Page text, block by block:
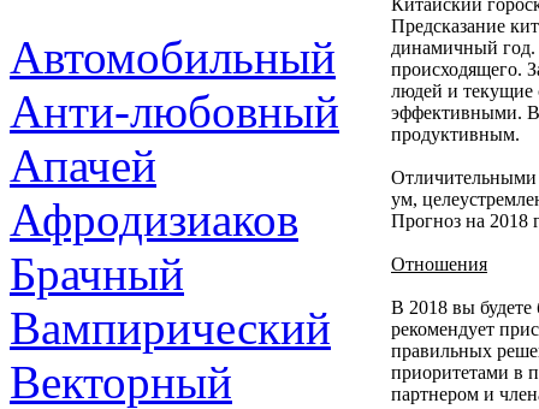
Автомобильный
Анти-любовный
Апачей
Афродизиаков
Брачный
Вампирический
Векторный
Китайский
Предсказание
динамичный год.
происходящего.
людей и текущие
эффективными. В
продуктивным.
Отличительными
ум,
Прогноз на 2018
Отношения
В 2018 вы
рекомендует
правильных
приоритетами в
партнером и